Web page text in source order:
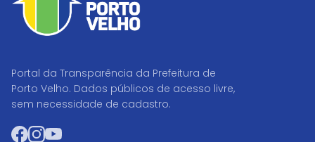
Portal da Transparência da Prefeitura de
Porto Velho. Dados públicos de acesso livre,
sem necessidade de cadastro.
Facebook
Instagram
YouTube